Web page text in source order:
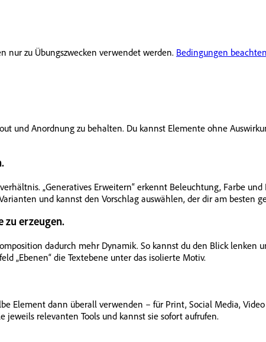
nur zu Übungszwecken verwendet werden. Bedingungen
und Anordnung zu behalten. Du kannst Elemente ohne
„Generatives Erweitern“ erkennt Beleuchtung, Farbe
und kannst den Vorschlag auswählen, der dir am besten
zu erzeugen.
dadurch mehr Dynamik. So kannst du den Blick lenken
„Ebenen“ die Textebene unter das isolierte Motiv.
Element dann überall verwenden – für Print, Social Media,
jeweils relevanten Tools und kannst sie sofort aufrufen.